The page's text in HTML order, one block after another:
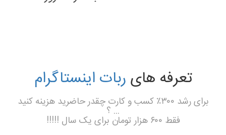
تعرفه هایربات اینستاگرام
برای رشد ۳۰۰٪ کسب و کارت چقدر حاضرید هزینه کنید
... ؟
فقط ۶۰۰ هزار تومان برای یک سال !!!!!